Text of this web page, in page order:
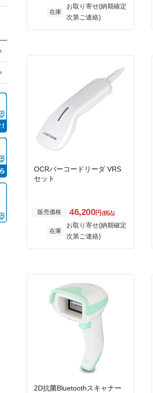
在庫
お取り寄せ(納期確定
次第ご連絡)
OCRバーコードリーダ VRS
セット
販売価格 46,200円(税込)
在庫
お取り寄せ(納期確定
次第ご連絡)
2D抗菌Bluetoothスキャナー